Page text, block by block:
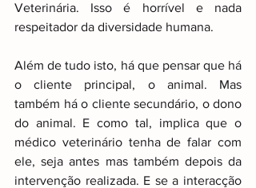
Veterinária. Isso é horrível e nada
respeitador da diversidade humana.
Além de tudo isto, há que pensar que há
o cliente principal, o animal. Mas
também há o cliente secundário, o dono
do animal. E como tal, implica que o
médico veterinário tenha de falar com
ele, seja antes mas também depois da
intervenção realizada. E se a interacção